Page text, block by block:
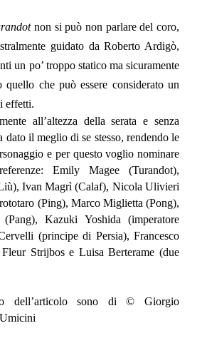
non si può non parlare del coro,
guidato da Roberto Ardigò,
un po’ troppo statico ma sicuramente
quello che può essere considerato un
effetti.
all’altezza della serata e senza
il meglio di se stesso, rendendo le
e per questo voglio nominare
Emily Magee (Turandot),
Ivan Magrì (Calaf), Nicola Ulivieri
(Ping), Marco Miglietta (Pong),
Kazuki Yoshida (imperatore
(principe di Persia), Francesco
Strijbos e Luisa Berterame (due
dell’articolo sono di © Giorgio